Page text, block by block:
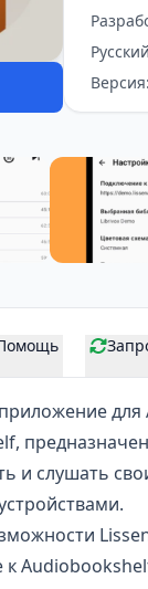
для
и слушать